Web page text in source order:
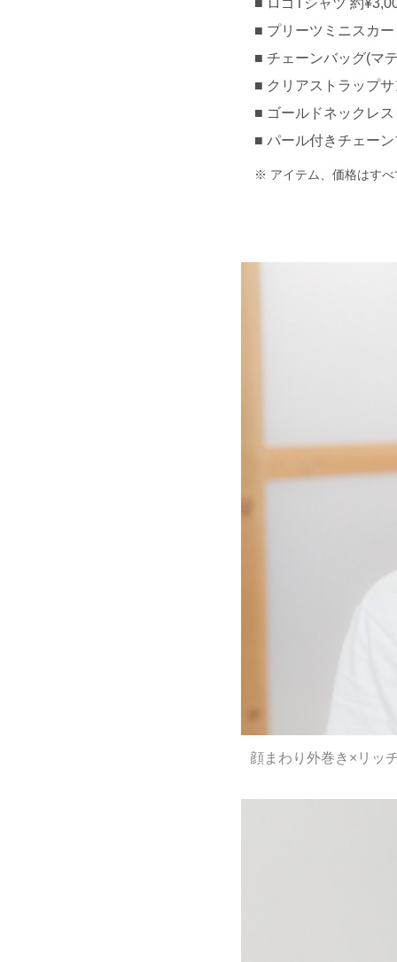
ロゴTシャツ 約
プリーツミニスカ
チェーンバッグ(マ
クリアストラップ
ゴールドネックレ
パール付きチェー
アイテム、価格はす
顔まわり外巻き×リッ